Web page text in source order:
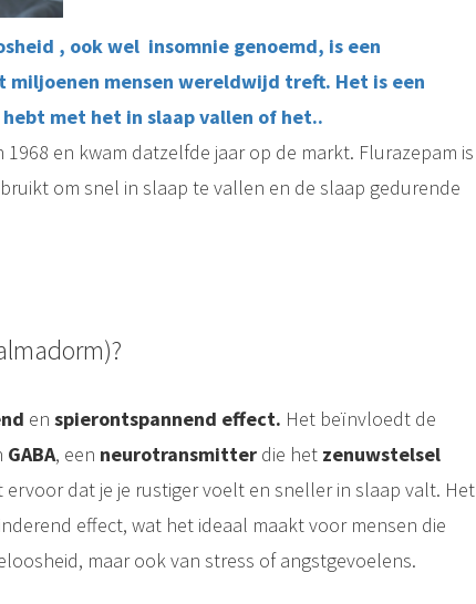
, ook wel insomnie genoemd, is een
miljoenen mensen wereldwijd treft. Het is een
met het in slaap vallen of het..
en kwam datzelfde jaar op de markt. Flurazepam is
om snel in slaap te vallen en de slaap gedurende
en spierontspannend effect. Het beïnvloedt de
GABA, een neurotransmitterdie het zenuwstelsel
ervoor dat je je rustiger voelt en sneller in slaap valt. Het
effect, wat het ideaal maakt voor mensen die
maar ook van stress of angstgevoelens.